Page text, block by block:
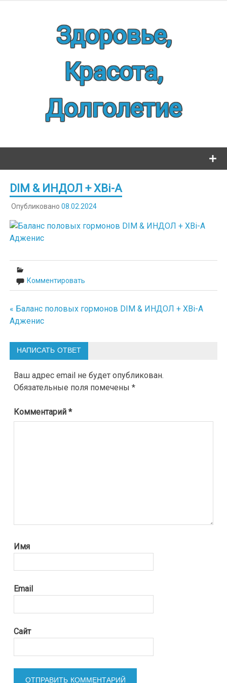
Здоровье,
Красота,
Долголетие
DIM & ИНДОЛ + XBi-A
Опубликовано 08.02.2024
Комментировать
Навигация
по
записям
« Баланс половых гормонов DIM & ИНДОЛ + XBi-A
Адженис
НАПИСАТЬ ОТВЕТ
Ваш адрес email не будет опубликован.
Обязательные поля помечены*
Комментарий*
Имя
Email
Сайт